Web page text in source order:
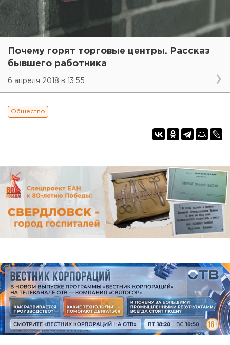
Почему горят торговые центры. Рассказ
бывшего работника
6 апреля 2018 в 13:55
Общество